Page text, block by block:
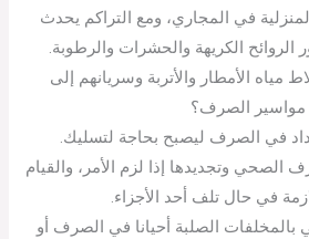
في المجاري، ومع التراكم يحدث
الروائح الكريهة والحشرات والرطوبة.
مياه الأمطار والأتربة وسريانهم إلى
مواسير الصرف؟
في الصرف ليصبح بحاجة لتسليك.
وتجديدها إذا لزم الأمر، والقيام
في حال تلف أحد الأجزاء.
بالمخلفات الصلبة أحيانا في الصرف أو